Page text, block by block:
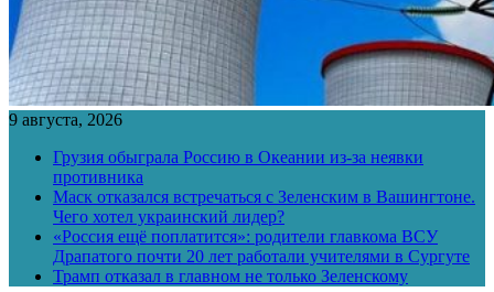
9 августа, 2026
Грузия обыграла Россию в Океании из-за неявки
противника
Маск отказался встречаться с Зеленским в Вашингтоне.
Чего хотел украинский лидер?
«Россия ещё поплатится»: родители главкома ВСУ
Драпатого почти 20 лет работали учителями в Сургуте
Трамп отказал в главном не только Зеленскому